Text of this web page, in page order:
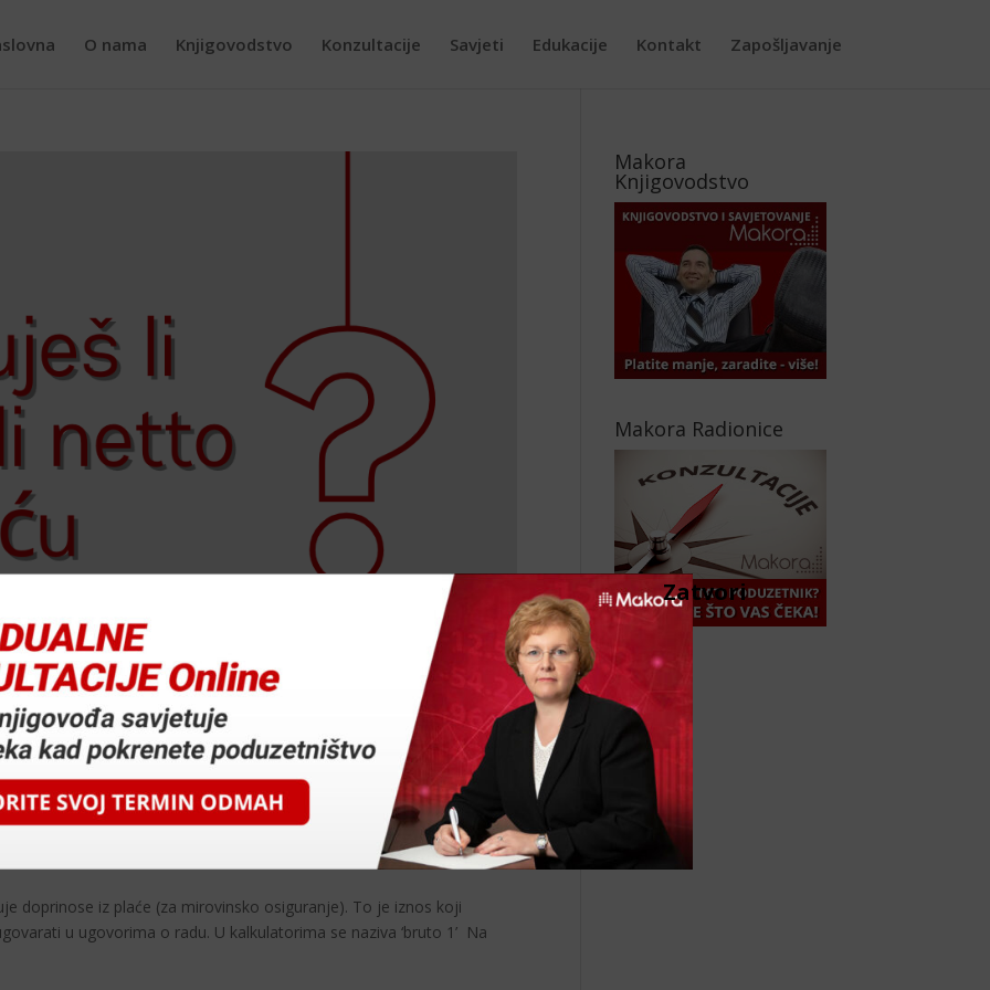
O nama Knjigovodstvo Konzultacije Savjeti Edukacije Kontakt Zapošljavanje
2 plaću?
doprinose iz plaće (za mirovinsko osiguranje). To je iznos koji
u ugovorima o radu. U kalkulatorima se naziva ‘bruto 1’ Na
Makora
Knjigovodstvo
Makora Radionice
Zatvori